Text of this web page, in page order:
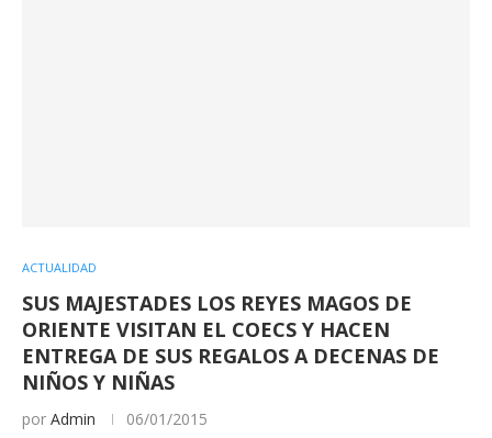
ACTUALIDAD
SUS MAJESTADES LOS REYES MAGOS DE
ORIENTE VISITAN EL COECS Y HACEN
ENTREGA DE SUS REGALOS A DECENAS DE
NIÑOS Y NIÑAS
por Admin 06/01/2015